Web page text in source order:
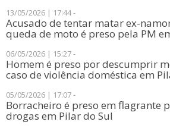
13/05/2026 | 17:44 -
Acusado de tentar matar ex-
queda de moto é preso pela PM
06/05/2026 | 15:27 -
Homem é preso por descumprir
caso de violência doméstica em
05/05/2026 | 17:07 -
​Borracheiro é preso em flagrante
drogas em Pilar do Sul